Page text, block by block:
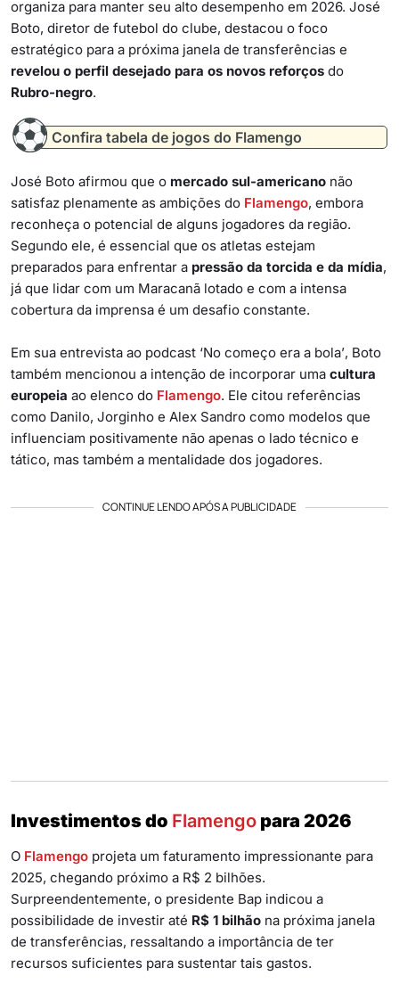
organiza para manter seu alto desempenho em 2026. José
Boto, diretor de futebol do clube, destacou o foco
estratégico para a próxima janela de transferências e
revelou o perfil desejado para os novos reforços do
Rubro-negro.
Confira tabela de jogos do Flamengo
José Boto afirmou que o mercado sul-americano não
satisfaz plenamente as ambições do Flamengo, embora
reconheça o potencial de alguns jogadores da região.
Segundo ele, é essencial que os atletas estejam
preparados para enfrentar a pressão da torcida e da mídia,
já que lidar com um Maracanã lotado e com a intensa
cobertura da imprensa é um desafio constante.
Em sua entrevista ao podcast ‘No começo era a bola’, Boto
também mencionou a intenção de incorporar uma cultura
europeia ao elenco do Flamengo. Ele citou referências
como Danilo, Jorginho e Alex Sandro como modelos que
influenciam positivamente não apenas o lado técnico e
tático, mas também a mentalidade dos jogadores.
CONTINUE LENDO APÓS A PUBLICIDADE
Investimentos do Flamengo para 2026
O Flamengo projeta um faturamento impressionante para
2025, chegando próximo a R$ 2 bilhões.
Surpreendentemente, o presidente Bap indicou a
possibilidade de investir até R$ 1 bilhão na próxima janela
de transferências, ressaltando a importância de ter
recursos suficientes para sustentar tais gastos.